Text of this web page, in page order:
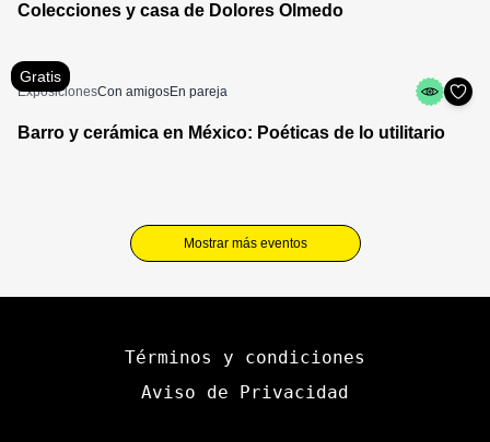
Colecciones y casa de Dolores Olmedo
Gratis
ExposicionesCon amigosEn pareja
Barro y cerámica en México: Poéticas de lo utilitario
Mostrar más eventos
Términos y condiciones
Aviso de Privacidad